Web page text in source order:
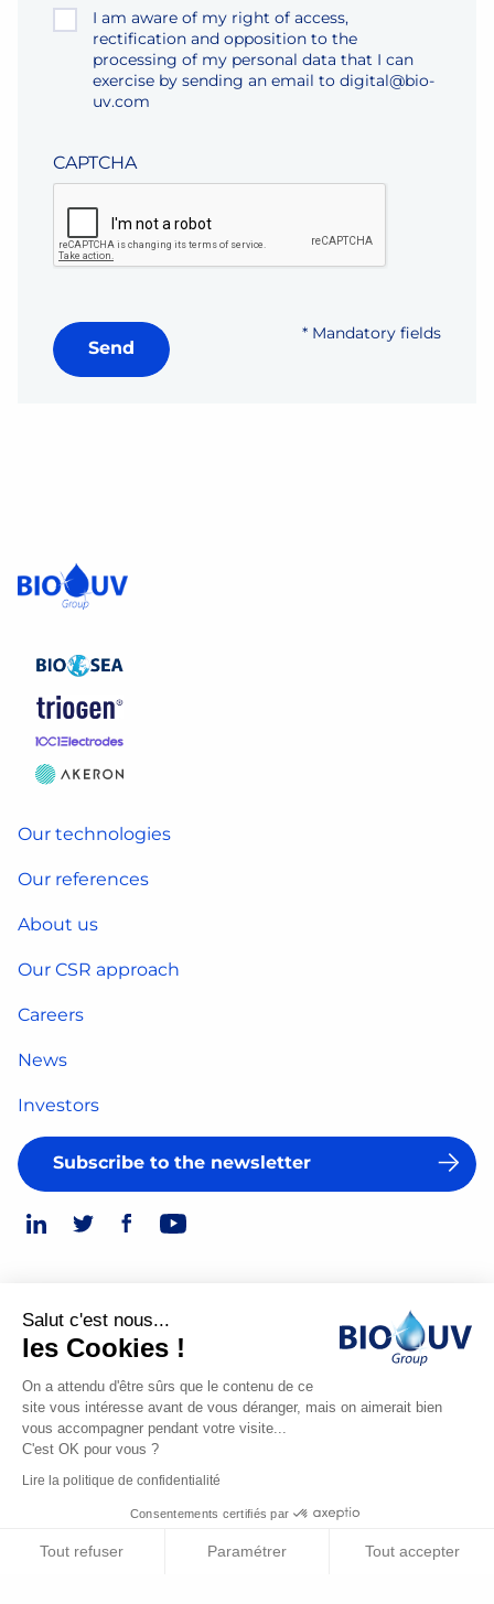
Rectification des données *
I am aware of my right of access,
rectification and opposition to the
processing of my personal data that I can
exercise by sending an email to digital@bio-
uv.com
CAPTCHA
Send
* Mandatory fields
Our technologies
Our references
About us
Our CSR approach
Careers
News
Investors
Subscribe to the newsletter
© 2026
Made
by
-
Digital
Agency,
Salut c'est nous...
les Cookies !
On a attendu d'être sûrs que le contenu de ce
site vous intéresse avant de vous déranger, mais on aimerait bien
vous accompagner pendant votre visite...
C'est OK pour vous ?
Lire la politique de confidentialité
Consentements certifiés par
Tout refuser Paramétrer Tout accepter